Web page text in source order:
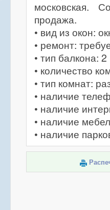
московская.
продажа.
• вид из окон:
• ремонт:
• тип балкона: 2
• количество
• тип комнат:
• наличие
• наличие
• наличие
• наличие